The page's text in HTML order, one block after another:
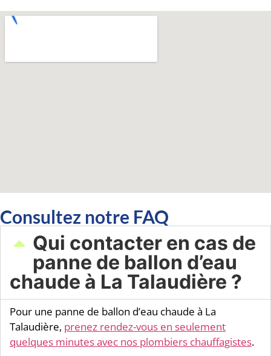
Consultez notre FAQ
Qui contacter en cas de
panne de ballon d’eau
chaude à La Talaudière ?
Pour une panne de ballon d’eau chaude à La
Talaudière, prenez rendez-vous en seulement
quelques minutes avec nos plombiers chauffagistes.